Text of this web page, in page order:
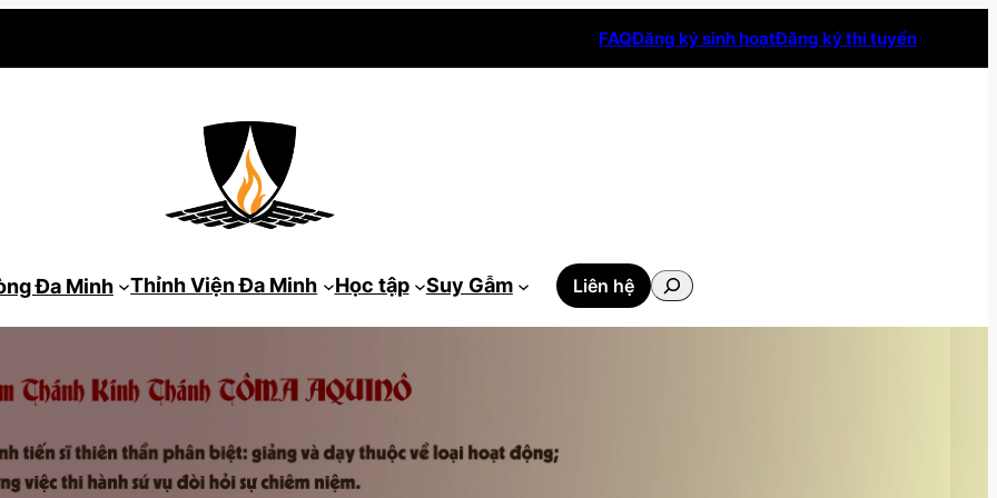
FAQĐăng ký sinh hoạtĐăng ký thi tuyển
Đa Minh Thỉnh Viện Đa Minh Học tập Suy Gẫm Liên hệ
Tìm
kiếm